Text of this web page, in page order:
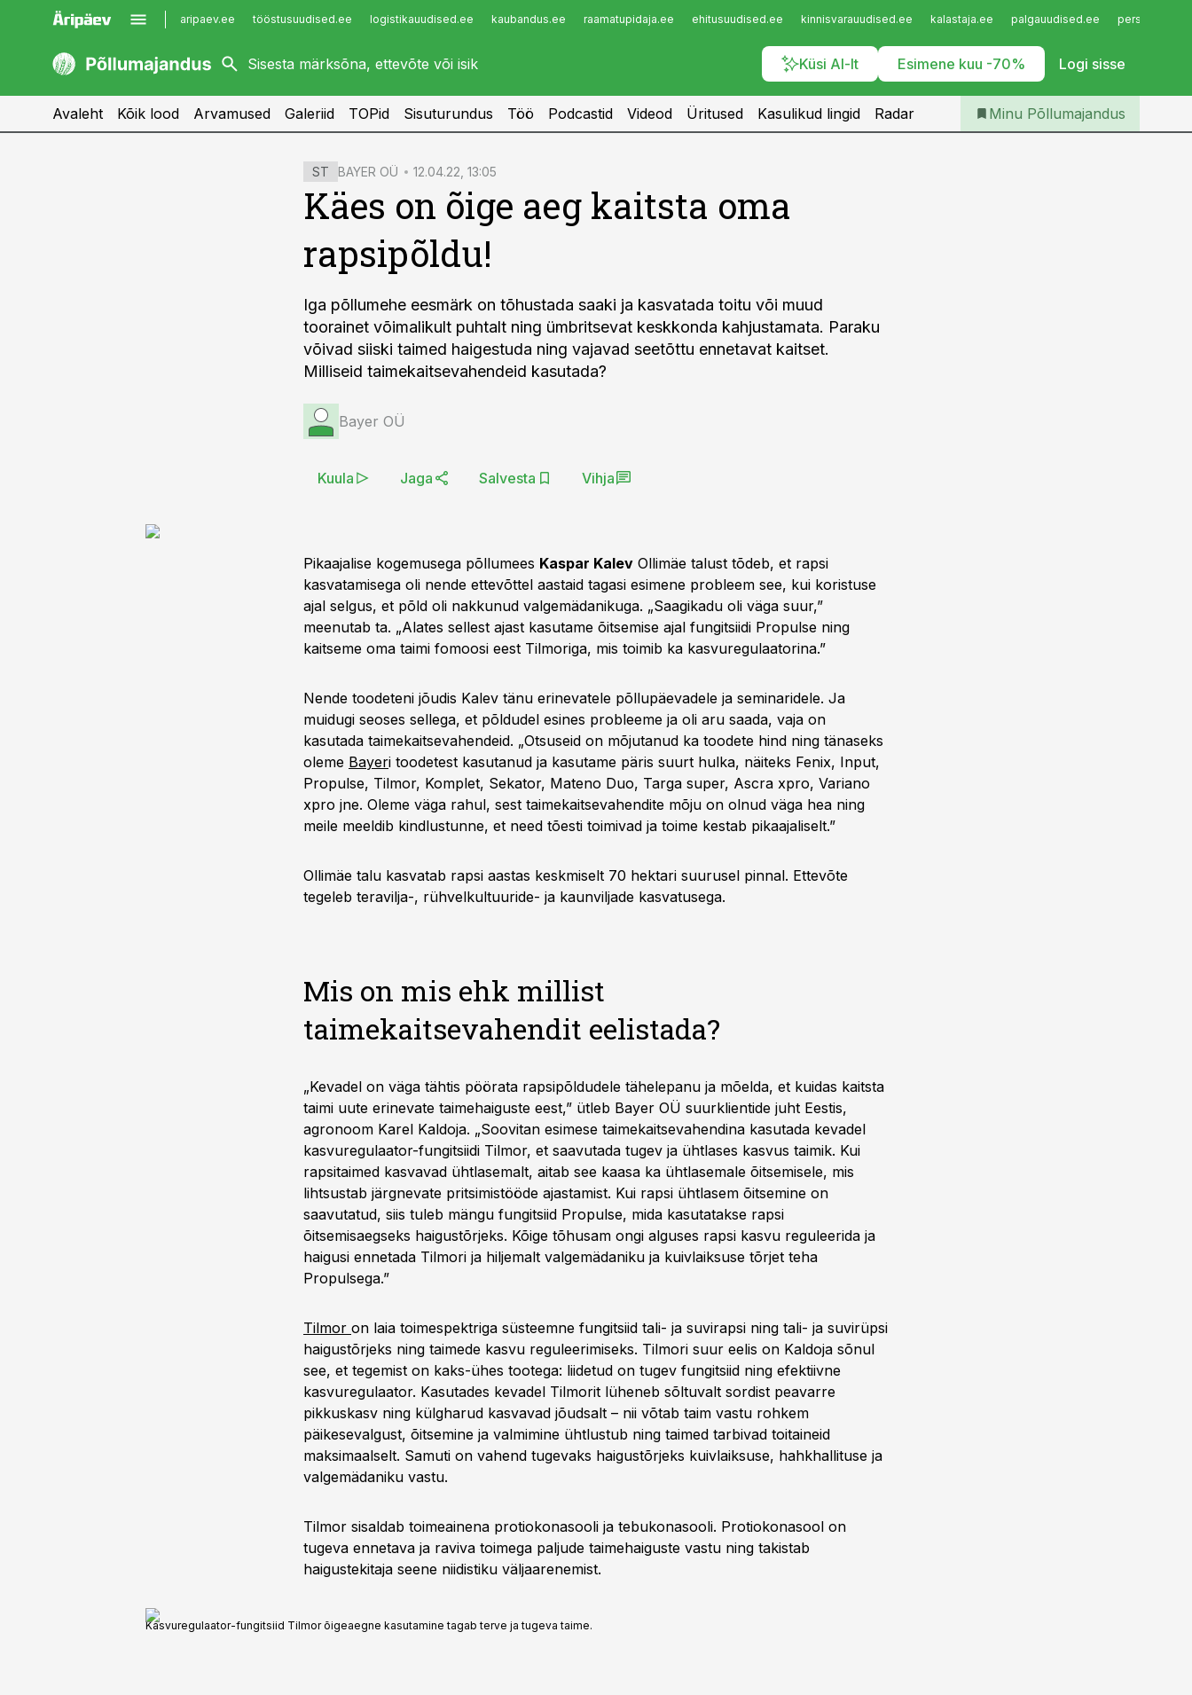
aripaev.ee tööstusuudised.ee logistikauudised.ee kaubandus.ee raamatupidaja.ee ehitusuudised.ee kinnisvarauudised.ee kalastaja.ee palgauudised.ee
Küsi AI-lt Esimene kuu -70% Logi sisse
kaubandus.ee
kinnisvarauudised.ee
imelineajalugu.ee
Infopank
Iseteenindus
Telli Põllumajandus
Avaleht Kõik lood Arvamused Galeriid TOPid Sisuturundus Töö Podcastid Videod Üritused Kasulikud lingid Radar Minu Põllumajandus
ST BAYER OÜ 12.04.22, 13:05
Käes on õige aeg kaitsta oma
rapsipõldu!
Iga põllumehe eesmärk on tõhustada saaki ja kasvatada toitu või muud
toorainet võimalikult puhtalt ning ümbritsevat keskkonda kahjustamata. Paraku
võivad siiski taimed haigestuda ning vajavad seetõttu ennetavat kaitset.
Milliseid taimekaitsevahendeid kasutada?
Bayer OÜ
Kuula Jaga Salvesta Vihja
Pikaajalise kogemusega põllumees Kaspar Kalev Ollimäe talust tõdeb, et rapsi
kasvatamisega oli nende ettevõttel aastaid tagasi esimene probleem see, kui koristuse
ajal selgus, et põld oli nakkunud valgemädanikuga. „Saagikadu oli väga suur,”
meenutab ta. „Alates sellest ajast kasutame õitsemise ajal fungitsiidi Propulse ning
kaitseme oma taimi fomoosi eest Tilmoriga, mis toimib ka kasvuregulaatorina.”
Nende toodeteni jõudis Kalev tänu erinevatele põllupäevadele ja seminaridele. Ja
muidugi seoses sellega, et põldudel esines probleeme ja oli aru saada, vaja on
kasutada taimekaitsevahendeid. „Otsuseid on mõjutanud ka toodete hind ning tänaseks
oleme Bayeri toodetest kasutanud ja kasutame päris suurt hulka, näiteks Fenix, Input,
Propulse, Tilmor, Komplet, Sekator, Mateno Duo, Targa super, Ascra xpro, Variano
xpro jne. Oleme väga rahul, sest taimekaitsevahendite mõju on olnud väga hea ning
meile meeldib kindlustunne, et need tõesti toimivad ja toime kestab pikaajaliselt.”
Ollimäe talu kasvatab rapsi aastas keskmiselt 70 hektari suurusel pinnal. Ettevõte
tegeleb teravilja-, rühvelkultuuride- ja kaunviljade kasvatusega.
Mis on mis ehk millist
taimekaitsevahendit eelistada?
„Kevadel on väga tähtis pöörata rapsipõldudele tähelepanu ja mõelda, et kuidas kaitsta
taimi uute erinevate taimehaiguste eest,” ütleb Bayer OÜ suurklientide juht Eestis,
agronoom Karel Kaldoja. „Soovitan esimese taimekaitsevahendina kasutada kevadel
kasvuregulaator-fungitsiidi Tilmor, et saavutada tugev ja ühtlases kasvus taimik. Kui
rapsitaimed kasvavad ühtlasemalt, aitab see kaasa ka ühtlasemale õitsemisele, mis
lihtsustab järgnevate pritsimistööde ajastamist. Kui rapsi ühtlasem õitsemine on
saavutatud, siis tuleb mängu fungitsiid Propulse, mida kasutatakse rapsi
õitsemisaegseks haigustõrjeks. Kõige tõhusam ongi alguses rapsi kasvu reguleerida ja
haigusi ennetada Tilmori ja hiljemalt valgemädaniku ja kuivlaiksuse tõrjet teha
Propulsega.”
Tilmor on laia toimespektriga süsteemne fungitsiid tali- ja suvirapsi ning tali- ja suvirüpsi
haigustõrjeks ning taimede kasvu reguleerimiseks. Tilmori suur eelis on Kaldoja sõnul
see, et tegemist on kaks-ühes tootega: liidetud on tugev fungitsiid ning efektiivne
kasvuregulaator. Kasutades kevadel Tilmorit lüheneb sõltuvalt sordist peavarre
pikkuskasv ning külgharud kasvavad jõudsalt – nii võtab taim vastu rohkem
päikesevalgust, õitsemine ja valmimine ühtlustub ning taimed tarbivad toitaineid
maksimaalselt. Samuti on vahend tugevaks haigustõrjeks kuivlaiksuse, hahkhallituse ja
valgemädaniku vastu.
Tilmor sisaldab toimeainena protiokonasooli ja tebukonasooli. Protiokonasool on
tugeva ennetava ja raviva toimega paljude taimehaiguste vastu ning takistab
haigustekitaja seene niidistiku väljaarenemist.
Kasvuregulaator-fungitsiid Tilmor õigeaegne kasutamine tagab terve ja tugeva taime.